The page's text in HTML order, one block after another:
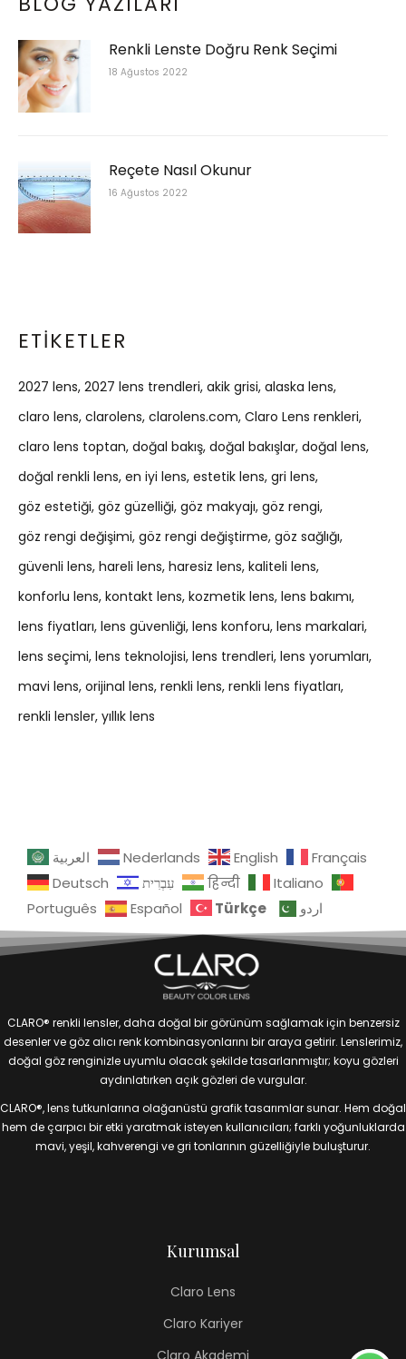
Renkli Lenste Doğru Renk Seçimi
18 Ağustos 2022
Reçete Nasıl Okunur
16 Ağustos 2022
ETIKETLER
2027 lens 2027 lens trendleri akik grisi alaska lens
claro lens clarolens clarolens.com Claro Lens renkleri
claro lens toptan doğal bakış doğal bakışlar doğal lens
doğal renkli lens en iyi lens estetik lens gri lens
göz estetiği göz güzelliği göz makyajı göz rengi
göz rengi değişimi göz rengi değiştirme göz sağlığı
güvenli lens hareli lens haresiz lens kaliteli lens
konforlu lens kontakt lens kozmetik lens lens bakımı
lens fiyatları lens güvenliği lens konforu lens markalari
lens seçimi lens teknolojisi lens trendleri lens yorumları
mavi lens orijinal lens renkli lens renkli lens fiyatları
renkli lensler yıllık lens
العربية Nederlands English
Français
Deutsch
עִבְרִית हिन्दी
Italiano
Português
Español Türkçe اردو
CLARO® renkli lensler, daha doğal bir görünüm sağlamak için benzersiz
desenler ve göz alıcı renk kombinasyonlarını bir araya getirir. Lenslerimiz,
doğal göz renginizle uyumlu olacak şekilde tasarlanmıştır; koyu gözleri
aydınlatırken açık gözleri de vurgular.
CLARO®, lens tutkunlarına olağanüstü grafik tasarımlar sunar. Hem doğal
hem de çarpıcı bir etki yaratmak isteyen kullanıcıları; farklı yoğunluklarda
mavi, yeşil, kahverengi ve gri tonlarının güzelliğiyle buluşturur.
Kurumsal
Claro Lens
Claro Kariyer